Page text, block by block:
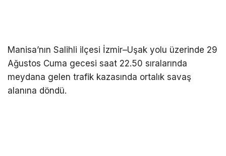
Manisa’nın Salihli ilçesi İzmir–Uşak yolu üzerinde 29
Ağustos Cuma gecesi saat 22.50 sıralarında
meydana gelen trafik kazasında ortalık savaş
alanına döndü.